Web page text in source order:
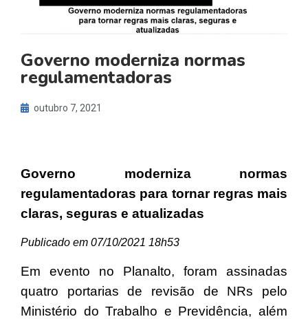
Governo moderniza normas
regulamentadoras
outubro 7, 2021
Governo moderniza normas
regulamentadoras para tornar regras mais
claras, seguras e atualizadas
Publicado em 07/10/2021 18h53
Em evento no Planalto, foram assinadas
quatro portarias de revisão de NRs pelo
Ministério do Trabalho e Previdência, além